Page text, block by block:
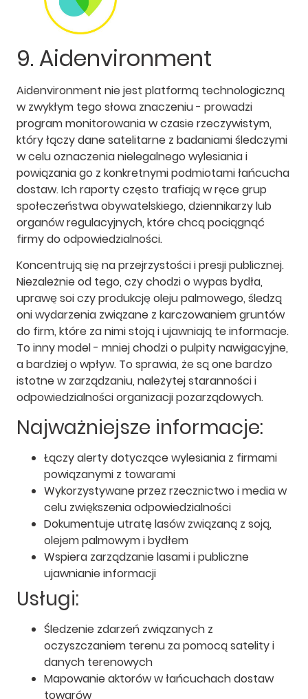
9. Aidenvironment
Aidenvironment nie jest platformą technologiczną
w zwykłym tego słowa znaczeniu - prowadzi
program monitorowania w czasie rzeczywistym,
który łączy dane satelitarne z badaniami śledczymi
w celu oznaczenia nielegalnego wylesiania i
powiązania go z konkretnymi podmiotami łańcucha
dostaw. Ich raporty często trafiają w ręce grup
społeczeństwa obywatelskiego, dziennikarzy lub
organów regulacyjnych, które chcą pociągnąć
firmy do odpowiedzialności.
Koncentrują się na przejrzystości i presji publicznej.
Niezależnie od tego, czy chodzi o wypas bydła,
uprawę soi czy produkcję oleju palmowego, śledzą
oni wydarzenia związane z karczowaniem gruntów
do firm, które za nimi stoją i ujawniają te informacje.
To inny model - mniej chodzi o pulpity nawigacyjne,
a bardziej o wpływ. To sprawia, że są one bardzo
istotne w zarządzaniu, należytej staranności i
odpowiedzialności organizacji pozarządowych.
Najważniejsze informacje:
Łączy alerty dotyczące wylesiania z firmami
powiązanymi z towarami
Wykorzystywane przez rzecznictwo i media w
celu zwiększenia odpowiedzialności
Dokumentuje utratę lasów związaną z soją,
olejem palmowym i bydłem
Wspiera zarządzanie lasami i publiczne
ujawnianie informacji
Usługi:
Śledzenie zdarzeń związanych z
oczyszczaniem terenu za pomocą satelity i
danych terenowych
Mapowanie aktorów w łańcuchach dostaw
towarów